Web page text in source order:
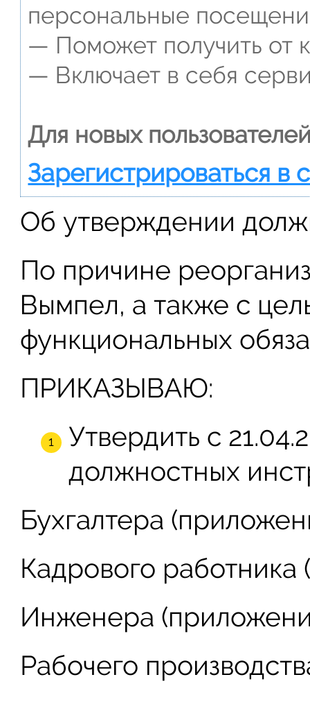
персональные
— Поможет получить от
— Включает в себя
Для новых
Зарегистрироваться в
Об утверждении
По причине
Вымпел, а также с
функциональных
ПРИКАЗЫВАЮ:
Утвердить с
должностных
Бухгалтера
Кадрового
Инженера
Рабочего